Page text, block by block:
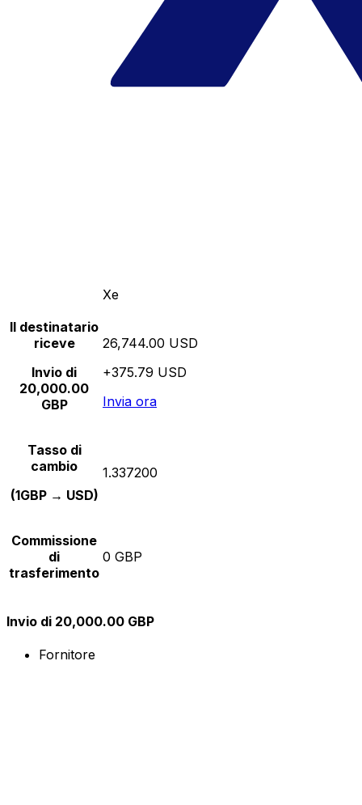
Xe
Il destinatario
riceve
Invio di
20,000.00
GBP
26,744.00 USD
+375.79 USD
Invia ora
Tasso di
cambio
(1GBP → USD)
1.337200
Commissione
di
trasferimento
0 GBP
Invio di 20,000.00 GBP
Fornitore